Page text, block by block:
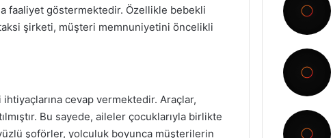
faaliyet göstermektedir. Özellikle bebekli
şirketi, müşteri memnuniyetini öncelikli
cevap vermektedir. Araçlar,
Bu sayede, aileler çocuklarıyla birlikte
şoförler, yolculuk boyunca müşterilerin